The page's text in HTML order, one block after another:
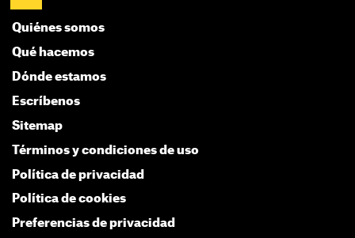
Quiénes somos
Qué hacemos
Dónde estamos
Escríbenos
Sitemap
Términos y condiciones de uso
Política de privacidad
Política de cookies
Preferencias de privacidad